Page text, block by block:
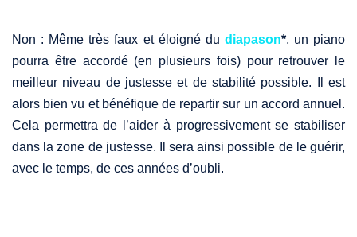
Non : Même très faux et éloigné du diapason*, un piano
pourra être accordé (en plusieurs fois) pour retrouver le
meilleur niveau de justesse et de stabilité possible. Il est
alors bien vu et bénéfique de repartir sur un accord annuel.
Cela permettra de l’aider à progressivement se stabiliser
dans la zone de justesse. Il sera ainsi possible de le guérir,
avec le temps, de ces années d’oubli.